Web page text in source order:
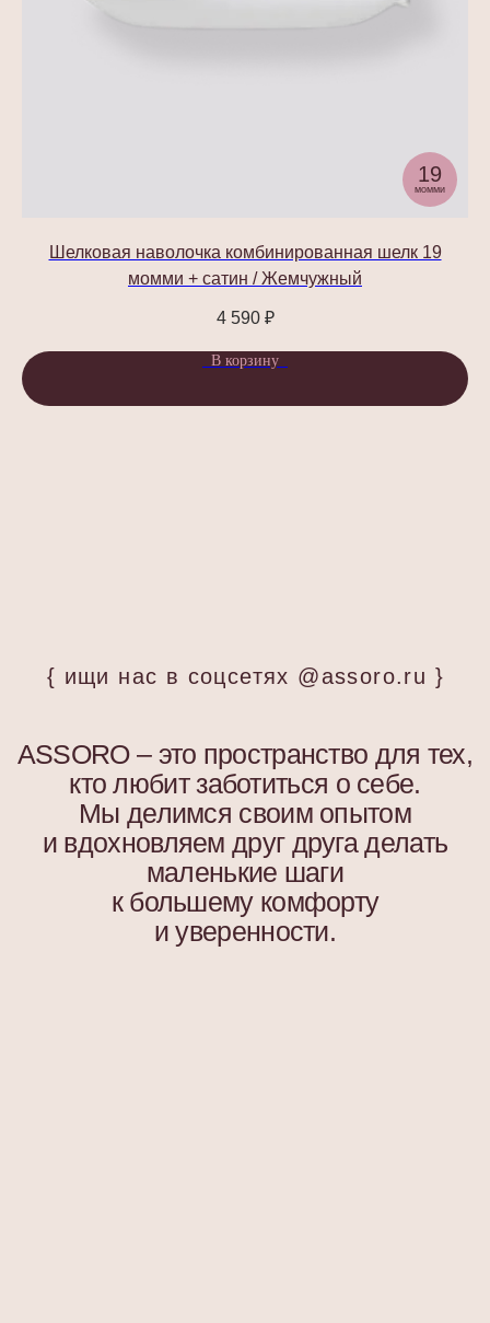
19
момми
Шелковая наволочка комбинированная шелк 19
момми + сатин / Жемчужный
4 590 ₽
В корзину
СОЦ.СЕТИ
ООО «АССОРО ХОУМ»
ПОДПИСАТЬСЯ НА РАССЫЛКУ
© 2019–2026 Все права защищены
assorohome®
Публичная оферта
Согласие на получение рекламных и
информационных материалов
Политика конфиденциальности